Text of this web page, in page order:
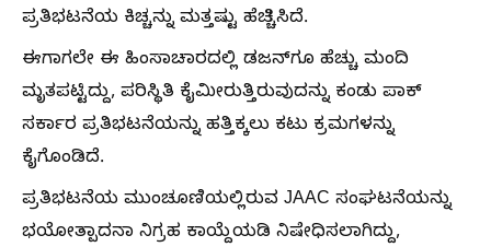
ಪ್ರತಿಭಟನೆಯ ಕಿಚ್ಚನ್ನು ಮತ್ತಷ್ಟು ಹೆಚ್ಚಿಸಿದೆ.
ಈಗಾಗಲೇ ಈ ಹಿಂಸಾಚಾರದಲ್ಲಿ ಡಜನ್‌ಗೂ ಹೆಚ್ಚು ಮಂದಿ
ಮೃತಪಟ್ಟಿದ್ದು, ಪರಿಸ್ಥಿತಿ ಕೈಮೀರುತ್ತಿರುವುದನ್ನು ಕಂಡು ಪಾಕ್
ಸರ್ಕಾರ ಪ್ರತಿಭಟನೆಯನ್ನು ಹತ್ತಿಕ್ಕಲು ಕಟು ಕ್ರಮಗಳನ್ನು
ಕೈಗೊಂಡಿದೆ.
ಪ್ರತಿಭಟನೆಯ ಮುಂಚೂಣಿಯಲ್ಲಿರುವ JAAC ಸಂಘಟನೆಯನ್ನು
ಭಯೋತ್ಪಾದನಾ ನಿಗ್ರಹ ಕಾಯ್ದೆಯಡಿ ನಿಷೇಧಿಸಲಾಗಿದ್ದು,